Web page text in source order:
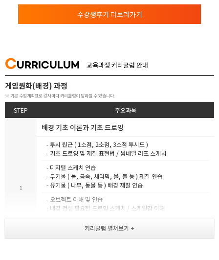
수강생후기 더보러가기
CURRICULUM 교육과정 커리큘럼 안내
게임원화(배경) 과정
※ 기본 수업계획표로 강사마다 커리큘럼이 달라질 수 있습니다.
STEP 주요과목
1
배경 기초 이론과 기초 드로잉
- 투시 원근 ( 1소점, 2소점, 3소점 투시도 )
- 기초 드로잉 및 재질 표현법 / 썸네일 러프 스케치
- 디지털 스케치 연습
- 무기물 ( 돌, 금속, 세라믹, 물, 불 등 ) 재질 연습
- 유기물 ( 나무, 동물 등 ) 배경 재질 연습
- 오브젝트 이해 및 연습
- 배경 컨셉 필요한 드로잉 스케치 / 스케일감 이해
- 썸네일과 실루엣 스케치
- 배경 오브젝트 설계 및 스케치